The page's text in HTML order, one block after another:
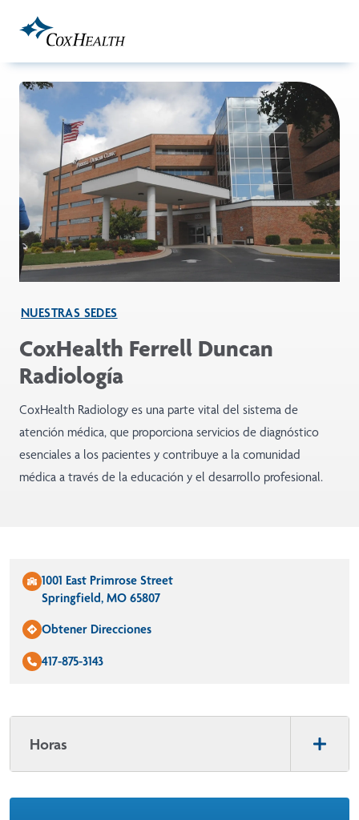
NUESTRAS SEDES
CoxHealth Ferrell Duncan
Radiología
CoxHealth Radiology es una parte vital del sistema de
atención médica, que proporciona servicios de diagnóstico
esenciales a los pacientes y contribuye a la comunidad
médica a través de la educación y el desarrollo profesional.
1001 East Primrose Street
Springfield, MO 65807
Obtener Direcciones
417-875-3143
Horas